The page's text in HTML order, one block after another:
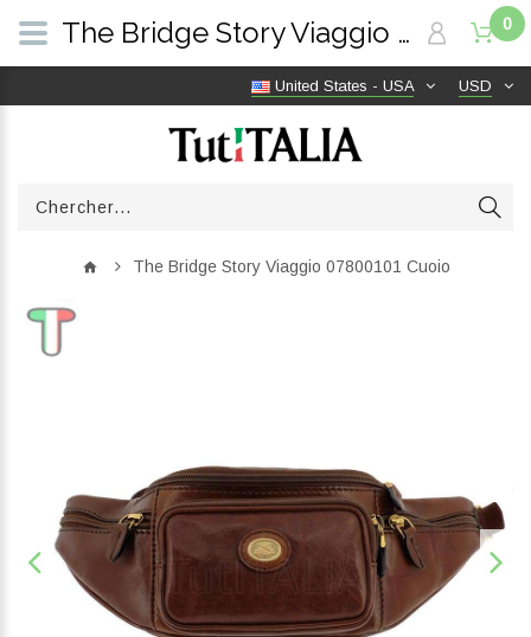
USD
United States - USA
0
The Bridge Story Viaggio 07800101 Cuoio
The Bridge Story Viaggio 07800101 Cuoio | TutITALIA